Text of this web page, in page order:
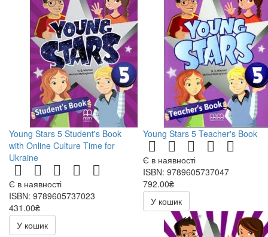
Young Stars 5 Student's Book
with Online Culture Time for
Ukraine
Є в наявності
ISBN: 9789605737023
431.00₴
У кошик
Young Stars 5 Teacher's Book
Є в наявності
ISBN: 9789605737047
792.00₴
У кошик